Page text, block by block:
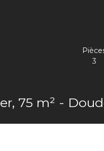
3
75 m² -